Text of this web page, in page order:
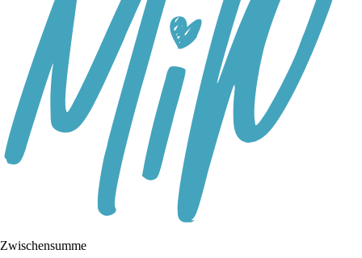
Zwischensumme